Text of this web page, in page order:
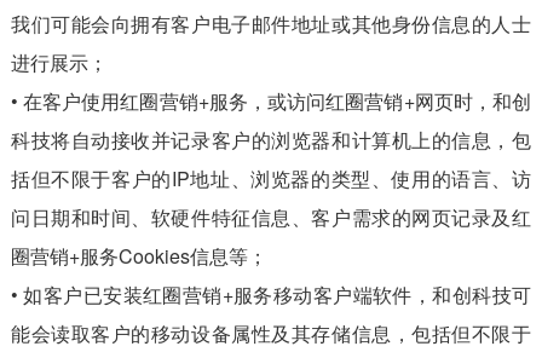
我们可能会向拥有客户电子邮件地址或其他身份信息的人士
进行展示；
• 在客户使用红圈营销+服务，或访问红圈营销+网页时，和创
科技将自动接收并记录客户的浏览器和计算机上的信息，包
括但不限于客户的IP地址、浏览器的类型、使用的语言、访
问日期和时间、软硬件特征信息、客户需求的网页记录及红
圈营销+服务Cookies信息等；
• 如客户已安装红圈营销+服务移动客户端软件，和创科技可
能会读取客户的移动设备属性及其存储信息，包括但不限于